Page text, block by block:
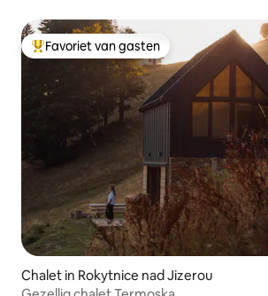
Topfavoriet van gasten
Favoriet van gasten
Chalet in Rokytnice nad Jizerou